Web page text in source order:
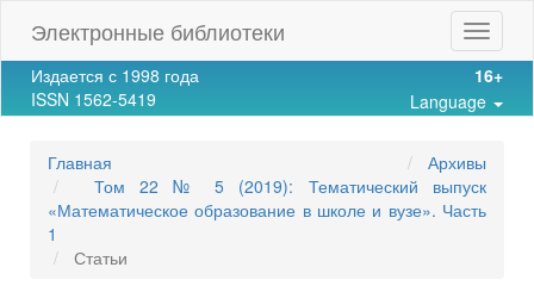
Navigation
Main
Content
Sidebar
Toggle
Электронные библиотеки
Издается с 1998 года
ISSN 1562-5419
16+
Language
Главная
Архивы
Том 22 № 5 (2019): Тематический выпуск
«Математическое образование в школе и вузе». Часть
1
Статьи